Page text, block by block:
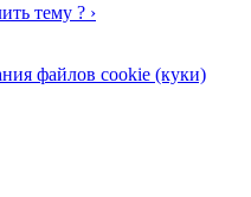
тему ? ›
файлов cookie (куки)